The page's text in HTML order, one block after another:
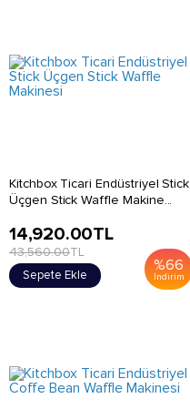
Kitchbox Ticari Endüstriyel Stick
Üçgen Stick Waffle Makine...
%66
İndirim
14,920.00TL
43,560.00TL
Sepete Ekle